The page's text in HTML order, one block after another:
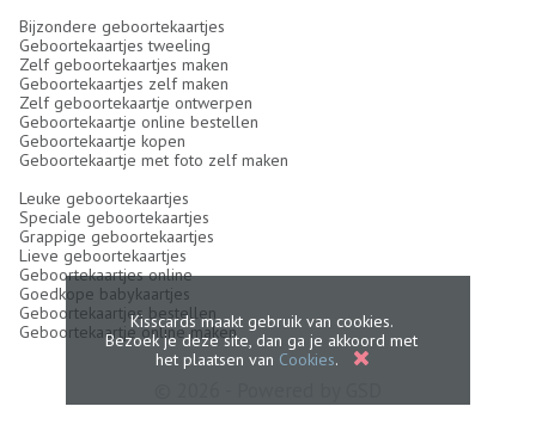
Bijzondere geboortekaartjes
Geboortekaartjes tweeling
Zelf geboortekaartjes maken
Geboortekaartjes zelf maken
Zelf geboortekaartje ontwerpen
Geboortekaartje online bestellen
Geboortekaartje kopen
Geboortekaartje met foto zelf maken
Leuke geboortekaartjes
Speciale geboortekaartjes
Grappige geboortekaartjes
Lieve geboortekaartjes
Geboortekaartjes online
Goedkope babykaartjes
Geboortekaartjes bestellen
Geboortekaartje online makenKisscards maakt gebruik van cookies.
Bezoek je deze site, dan ga je akkoord met
het plaatsen van Cookies.